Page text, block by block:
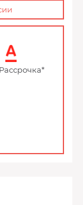
Рассрочка*